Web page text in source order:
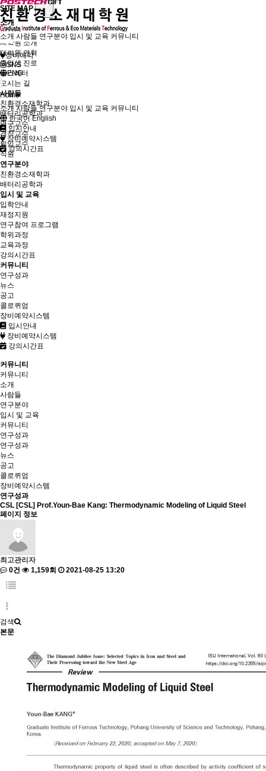
SITE MAP
소개
인사말
대학원 소개
대학원 연혁
졸업생 진로
뉴스레터
오시는 길
사람들
친환경소재학과
배터리공학과
연구교수
겸직교수
퇴임교수
직원
연구분야
친환경소재학과
배터리공학과
입시 및 교육
입학안내
재정지원
연구참여 프로그램
학위과정
교육과정
강의시간표
커뮤니티
연구성과
뉴스
공고
콜로퀴엄
장비예약시스템
입시안내
장비예약시스템
강의시간표
소개 사람들 연구분야 입시 및 교육 커뮤니티
장비예약
SNS
ENG
Home
소개 사람들 연구분야 입시 및 교육 커뮤니티
한국어 English
입시안내
장비예약시스템
강의시간표
커뮤니티
커뮤니티
소개
사람들
연구분야
입시 및 교육
커뮤니티
연구성과
연구성과
뉴스
공고
콜로퀴엄
장비예약시스템
연구성과
CSL [CSL] Prof.Youn-Bae Kang: Thermodynamic Modeling of Liquid Steel
페이지 정보
최고관리자
0건
1,159회 2021-08-25 13:20
검색
본문